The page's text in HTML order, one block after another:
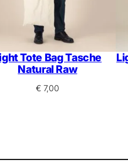
Tote Bag Tasche
Natural Raw
€7,00